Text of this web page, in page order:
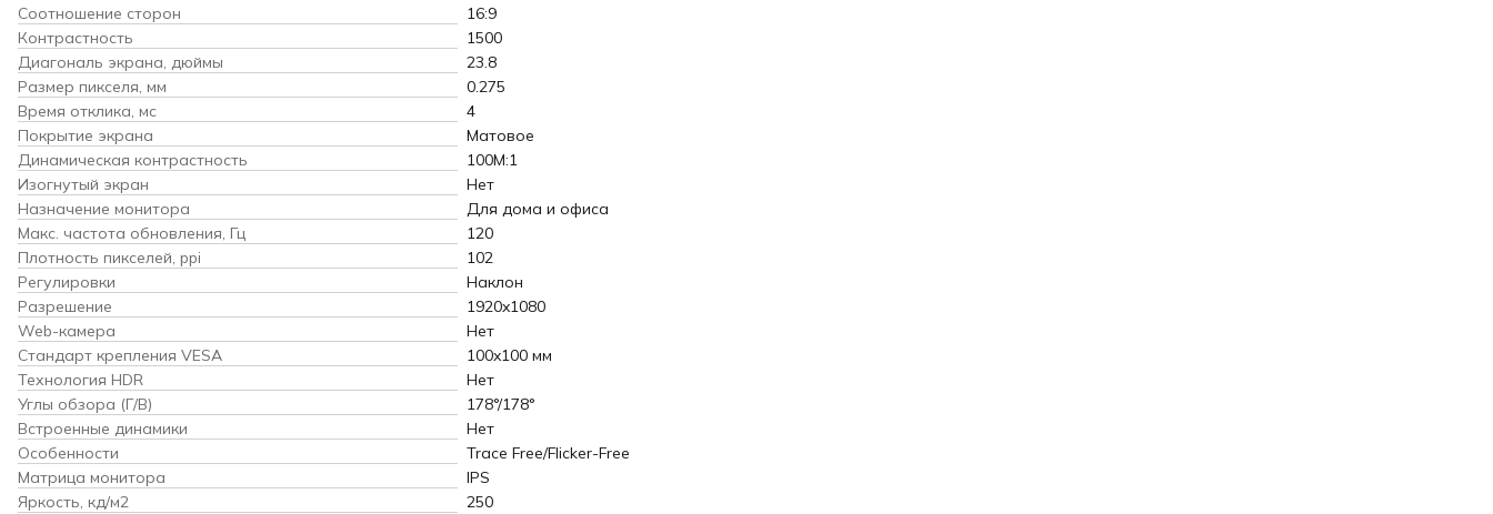
Соотношение сторон
16:9
Контрастность
1500
Диагональ экрана, дюймы
23.8
Размер пикселя, мм
0.275
Время отклика, мс
4
Покрытие экрана
Матовое
Динамическая контрастность
100M:1
Изогнутый экран
Нет
Назначение монитора
Для дома и офиса
Макс. частота обновления, Гц
120
Плотность пикселей, ppi
102
Регулировки
Наклон
Разрешение
1920x1080
Web-камера
Нет
Стандарт крепления VESA
100x100 мм
Технология HDR
Нет
Углы обзора (Г/В)
178°/178°
Встроенные динамики
Нет
Особенности
Trace Free/Flicker-Free
Матрица монитора
IPS
Яркость, кд/м2
250